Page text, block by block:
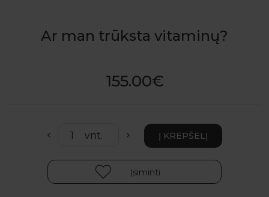
Ar man trūksta vitaminų?
155.00€
Įsiminti